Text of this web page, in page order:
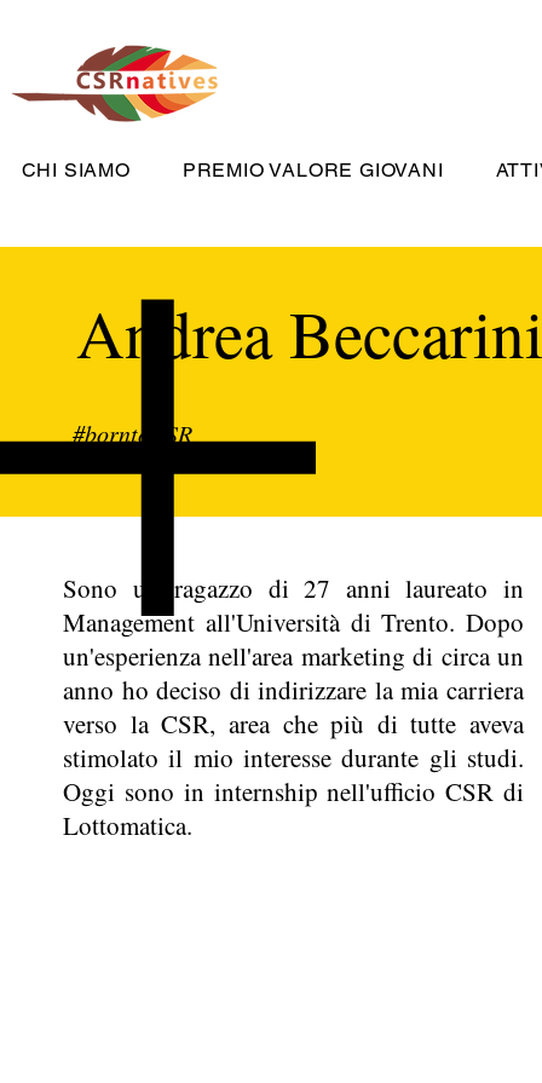
CHI SIAMO PREMIO VALORE GIOVANI
Andrea Beccarini
#borntoCSR
Sono un ragazzo di 27 anni laureato in
Management all'Università di Trento. Dopo
un'esperienza nell'area marketing di circa un
anno ho deciso di indirizzare la mia carriera
verso la CSR, area che più di tutte aveva
stimolato il mio interesse durante gli studi.
Oggi sono in internship nell'ufficio CSR di
Lottomatica.